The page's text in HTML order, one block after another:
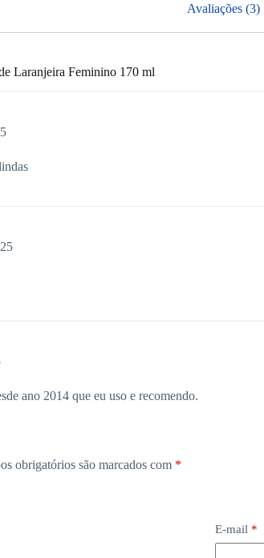
Avaliações (3)
Laranjeira Feminino 170 ml
ano 2014 que eu uso e recomendo.
obrigatórios são marcados com *
E-mail *